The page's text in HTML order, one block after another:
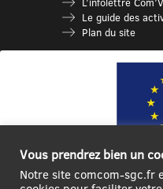
Le guide des
Plan du site
Vous prendrez bien un
Notre site comcom-sgc.fr